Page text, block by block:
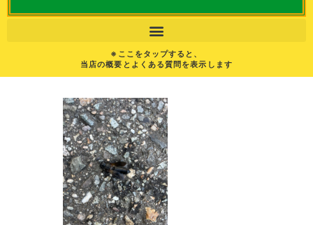
※ここをタップすると、
当店の概要とよくある質問を表示します